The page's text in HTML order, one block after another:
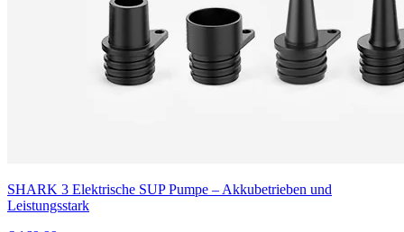
SHARK 3 Elektrische SUP Pumpe – Akkubetrieben und
Leistungsstark